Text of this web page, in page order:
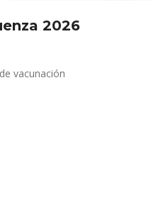
2026
vacunación